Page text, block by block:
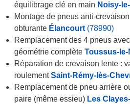
équilibrage clé en main Noisy-
Montage de pneus anti-
obturante Élancourt (78990)
Remplacement des 4 pneus
géométrie complète Toussus-le-
Réparation de crevaison lente :
roulement Saint-Rémy-lès-
Remplacement de pneu arrière
paire (même essieu) Les